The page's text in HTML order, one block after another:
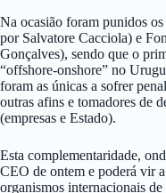
Na ocasião foram punidos
por Salvatore Cacciola) e
Gonçalves), sendo que o
“offshore-onshore” no
foram as únicas a sofrer
outras afins e tomadores de
(empresas e Estado).
Esta complementaridade,
CEO de ontem e poderá vir
organismos internacionais